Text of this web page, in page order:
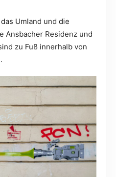
Umland und die
Ansbacher Residenz und
zu Fuß innerhalb von